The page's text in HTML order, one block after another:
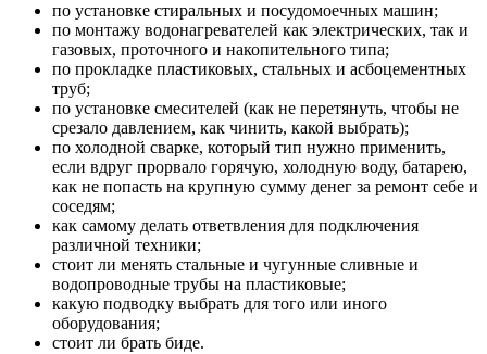
по установке стиральных и посудомоечных машин;
по монтажу водонагревателей как электрических, так и
газовых, проточного и накопительного типа;
по прокладке пластиковых, стальных и асбоцементных
труб;
по установке смесителей (как не перетянуть, чтобы не
срезало давлением, как чинить, какой выбрать);
по холодной сварке, который тип нужно применить,
если вдруг прорвало горячую, холодную воду, батарею,
как не попасть на крупную сумму денег за ремонт себе и
соседям;
как самому делать ответвления для подключения
различной техники;
стоит ли менять стальные и чугунные сливные и
водопроводные трубы на пластиковые;
какую подводку выбрать для того или иного
оборудования;
стоит ли брать биде.